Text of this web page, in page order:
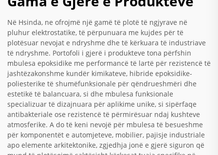
Në Hsinda, ne ofrojmë një gamë të plotë të ngjyrave në
pluhur elektrostatike, të përpunuara me kujdes për të
plotësuar nevojat e ndryshme dhe të kërkuara të industriave
të ndryshme. Portofoli i gjerë i produkteve tona përfshin
mbulesa epoksidike me performancë të lartë për rezistencë të
jashtëzakonshme kundër kimikateve, hibride epoksidike-
poliesterike të shumëfunksionale për qëndrueshmëri dhe
estetikë të balancuara, si dhe mbulesa funksionale
specializuar të dizajnuara për aplikime unike, si sipërfaqe
antibakteriale ose rezistencë të përmirësuar ndaj kushteve
atmosferike. A do të keni nevojë për mbulesa të besueshme
për komponentët e automjeteve, mobilier, pajisje industriale
apo elemente arkitektonike, zgjedhja jonë e gjerë siguron që